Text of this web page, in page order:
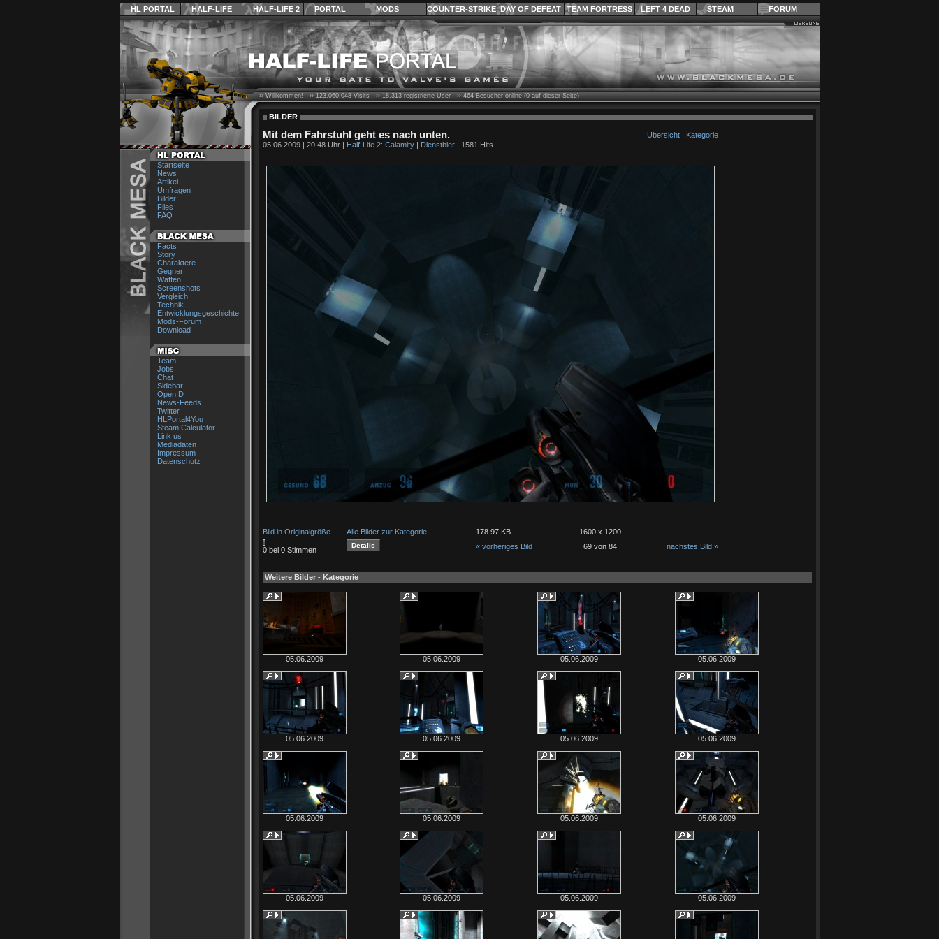
HL PORTAL HALF-LIFE HALF-LIFE 2 PORTAL MODS COUNTER-STRIKE DAY OF DEFEAT TEAM FORTRESS LEFT 4 DEAD STEAM FORUM
Startseite
News
Artikel
Umfragen
Bilder
Files
FAQ
Facts
Story
Charaktere
Gegner
Waffen
Screenshots
Vergleich
Technik
Entwicklungsgeschichte
Mods-Forum
Download
Team
Jobs
Chat
Sidebar
OpenID
News-Feeds
Twitter
HLPortal4You
Steam Calculator
Link us
Mediadaten
Impressum
Datenschutz
›› Willkommen! ››123.060.048Visits ››18.313registrierte User ››464Besucher online (0 auf dieser Seite)
BILDER
Mit dem Fahrstuhl geht es nach unten. Übersicht| Kategorie
05.06.2009 | 20:48 Uhr | Half-Life 2: Calamity| Dienstbier| 1581 Hits
Bild in Originalgröße Alle Bilder zur Kategorie 178.97 KB 1600 x 1200
0 bei 0 Stimmen « vorheriges Bild 69 von 84 nächstes Bild »
Weitere Bilder - Kategorie
05.06.2009 05.06.2009 05.06.2009 05.06.2009
05.06.2009 05.06.2009 05.06.2009 05.06.2009
05.06.2009 05.06.2009 05.06.2009 05.06.2009
05.06.2009 05.06.2009 05.06.2009 05.06.2009